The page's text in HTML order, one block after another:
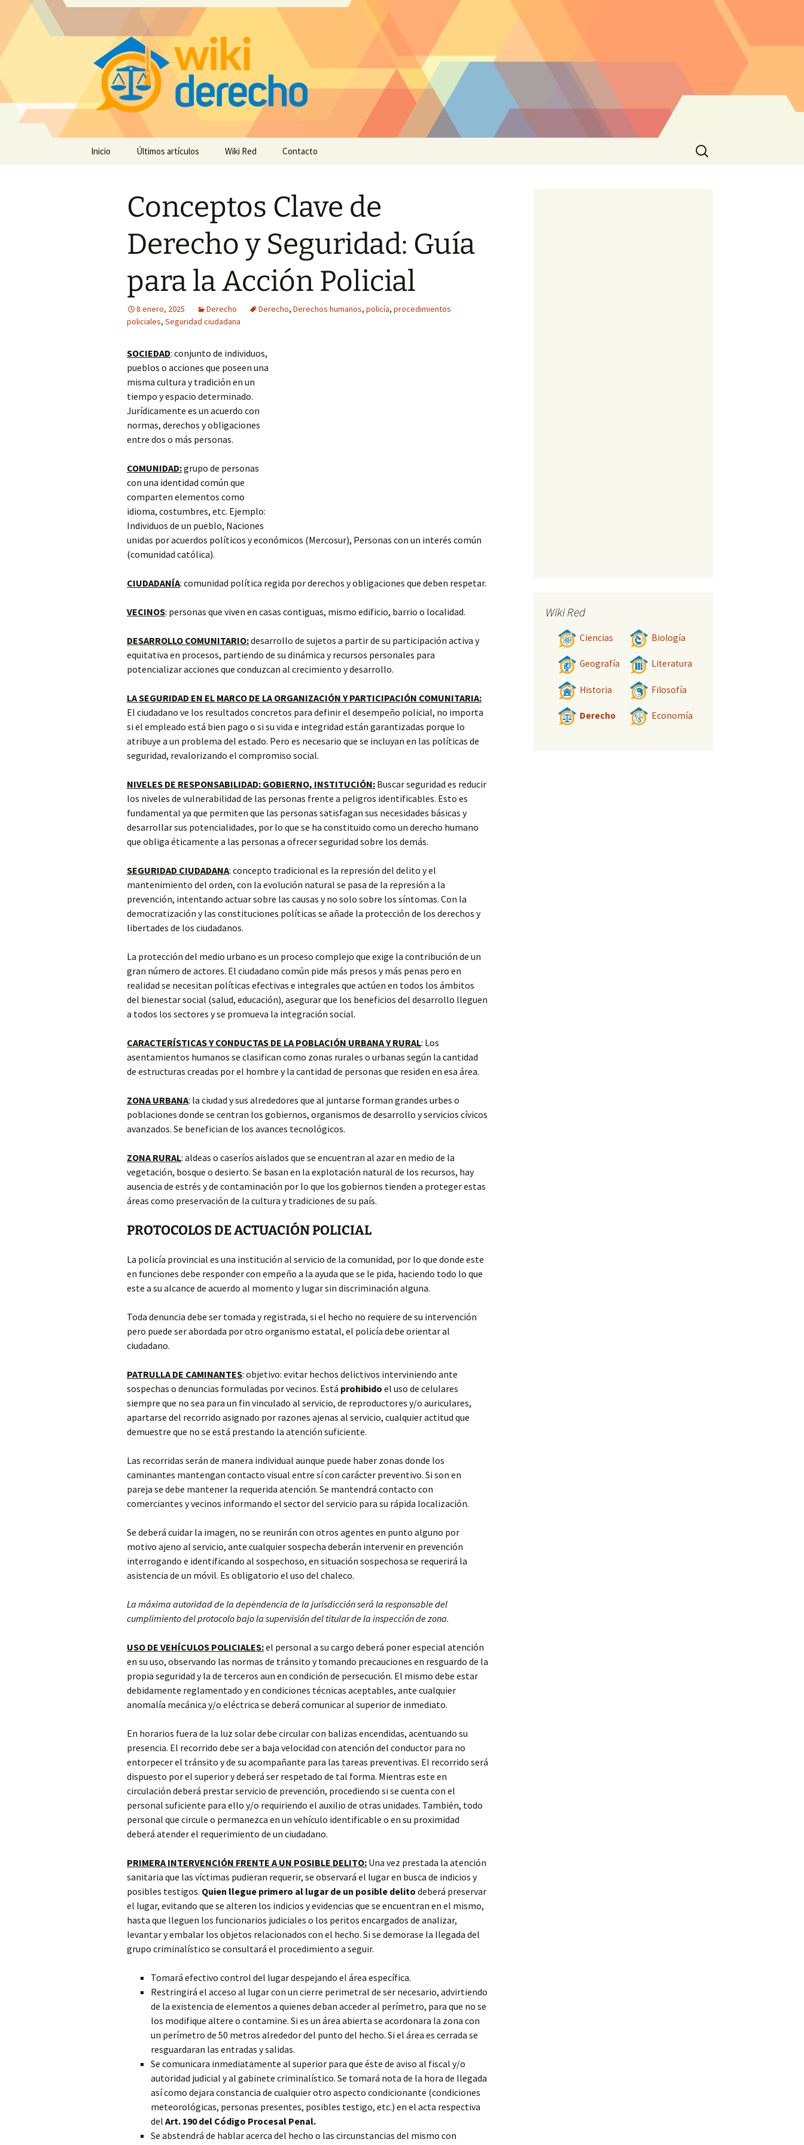
Inicio Últimos artículos Wiki Red Contacto
Buscar:
Conceptos Clave de
Derecho y Seguridad: Guía
para la Acción Policial
8 enero, 2025 Derecho Derecho, Derechos humanos, policía, procedimientos
policiales, Seguridad ciudadana
SOCIEDAD: conjunto de individuos,
pueblos o acciones que poseen una
misma cultura y tradición en un
tiempo y espacio determinado.
Jurídicamente es un acuerdo con
normas, derechos y obligaciones
entre dos o más personas.
COMUNIDAD:grupo de personas
con una identidad común que
comparten elementos como
idioma, costumbres, etc. Ejemplo:
Individuos de un pueblo, Naciones
unidas por acuerdos políticos y económicos (Mercosur), Personas con un interés común
(comunidad católica).
CIUDADANÍA: comunidad política regida por derechos y obligaciones que deben respetar.
VECINOS: personas que viven en casas contiguas, mismo edificio, barrio o localidad.
DESARROLLO COMUNITARIO:desarrollo de sujetos a partir de su participación activa y
equitativa en procesos, partiendo de su dinámica y recursos personales para
potencializar acciones que conduzcan al crecimiento y desarrollo.
LA SEGURIDAD EN EL MARCO DE LA ORGANIZACIÓN Y PARTICIPACIÓN COMUNITARIA:
El ciudadano ve los resultados concretos para definir el desempeño policial, no importa
si el empleado está bien pago o si su vida e integridad están garantizadas porque lo
atribuye a un problema del estado. Pero es necesario que se incluyan en las políticas de
seguridad, revalorizando el compromiso social.
NIVELES DE RESPONSABILIDAD: GOBIERNO, INSTITUCIÓN: Buscar seguridad es reducir
los niveles de vulnerabilidad de las personas frente a peligros identificables. Esto es
fundamental ya que permiten que las personas satisfagan sus necesidades básicas y
desarrollar sus potencialidades, por lo que se ha constituido como un derecho humano
que obliga éticamente a las personas a ofrecer seguridad sobre los demás.
SEGURIDAD CIUDADANA: concepto tradicional es la represión del delito y el
mantenimiento del orden, con la evolución natural se pasa de la represión a la
prevención, intentando actuar sobre las causas y no solo sobre los síntomas. Con la
democratización y las constituciones políticas se añade la protección de los derechos y
libertades de los ciudadanos.
La protección del medio urbano es un proceso complejo que exige la contribución de un
gran número de actores. El ciudadano común pide más presos y más penas pero en
realidad se necesitan políticas efectivas e integrales que actúen en todos los ámbitos
del bienestar social (salud, educación), asegurar que los beneficios del desarrollo lleguen
a todos los sectores y se promueva la integración social.
CARACTERÍSTICAS Y CONDUCTAS DE LA POBLACIÓN URBANA Y RURAL: Los
asentamientos humanos se clasifican como zonas rurales o urbanas según la cantidad
de estructuras creadas por el hombre y la cantidad de personas que residen en esa área.
ZONA URBANA: la ciudad y sus alrededores que al juntarse forman grandes urbes o
poblaciones donde se centran los gobiernos, organismos de desarrollo y servicios cívicos
avanzados. Se benefician de los avances tecnológicos.
ZONA RURAL: aldeas o caseríos aislados que se encuentran al azar en medio de la
vegetación, bosque o desierto. Se basan en la explotación natural de los recursos, hay
ausencia de estrés y de contaminación por lo que los gobiernos tienden a proteger estas
áreas como preservación de la cultura y tradiciones de su país.
PROTOCOLOS DE ACTUACIÓN POLICIAL
La policía provincial es una institución al servicio de la comunidad, por lo que donde este
en funciones debe responder con empeño a la ayuda que se le pida, haciendo todo lo que
este a su alcance de acuerdo al momento y lugar sin discriminación alguna.
Toda denuncia debe ser tomada y registrada, si el hecho no requiere de su intervención
pero puede ser abordada por otro organismo estatal, el policía debe orientar al
ciudadano.
PATRULLA DE CAMINANTES: objetivo: evitar hechos delictivos interviniendo ante
sospechas o denuncias formuladas por vecinos. Está prohibido el uso de celulares
siempre que no sea para un fin vinculado al servicio, de reproductores y/o auriculares,
apartarse del recorrido asignado por razones ajenas al servicio, cualquier actitud que
demuestre que no se está prestando la atención suficiente.
Las recorridas serán de manera individual aunque puede haber zonas donde los
caminantes mantengan contacto visual entre sí con carácter preventivo. Si son en
pareja se debe mantener la requerida atención. Se mantendrá contacto con
comerciantes y vecinos informando el sector del servicio para su rápida localización.
Se deberá cuidar la imagen, no se reunirán con otros agentes en punto alguno por
motivo ajeno al servicio, ante cualquier sospecha deberán intervenir en prevención
interrogando e identificando al sospechoso, en situación sospechosa se requerirá la
asistencia de un móvil. Es obligatorio el uso del chaleco.
La máxima autoridad de la dependencia de la jurisdicción será la responsable del
cumplimiento del protocolo bajo la supervisión del titular de la inspección de zona.
USO DE VEHÍCULOS POLICIALES:el personal a su cargo deberá poner especial atención
en su uso, observando las normas de tránsito y tomando precauciones en resguardo de la
propia seguridad y la de terceros aun en condición de persecución. El mismo debe estar
debidamente reglamentado y en condiciones técnicas aceptables, ante cualquier
anomalía mecánica y/o eléctrica se deberá comunicar al superior de inmediato.
En horarios fuera de la luz solar debe circular con balizas encendidas, acentuando su
presencia. El recorrido debe ser a baja velocidad con atención del conductor para no
entorpecer el tránsito y de su acompañante para las tareas preventivas. El recorrido será
dispuesto por el superior y deberá ser respetado de tal forma. Mientras este en
circulación deberá prestar servicio de prevención, procediendo si se cuenta con el
personal suficiente para ello y/o requiriendo el auxilio de otras unidades. También, todo
personal que circule o permanezca en un vehículo identificable o en su proximidad
deberá atender el requerimiento de un ciudadano.
PRIMERA INTERVENCIÓN FRENTE A UN POSIBLE DELITO: Una vez prestada la atención
sanitaria que las víctimas pudieran requerir, se observará el lugar en busca de indicios y
posibles testigos. Quien llegue primero al lugar de un posible delito deberá preservar
el lugar, evitando que se alteren los indicios y evidencias que se encuentran en el mismo,
hasta que lleguen los funcionarios judiciales o los peritos encargados de analizar,
levantar y embalar los objetos relacionados con el hecho. Si se demorase la llegada del
grupo criminalístico se consultará el procedimiento a seguir.
Tomará efectivo control del lugar despejando el área específica.
Restringirá el acceso al lugar con un cierre perimetral de ser necesario, advirtiendo
de la existencia de elementos a quienes deban acceder al perímetro, para que no se
los modifique altere o contamine. Si es un área abierta se acordonara la zona con
un perímetro de 50 metros alrededor del punto del hecho. Si el área es cerrada se
resguardaran las entradas y salidas.
Se comunicara inmediatamente al superior para que éste de aviso al fiscal y/o
autoridad judicial y al gabinete criminalístico. Se tomará nota de la hora de llegada
así como dejara constancia de cualquier otro aspecto condicionante (condiciones
meteorológicas, personas presentes, posibles testigo, etc.) en el acta respectiva
del Art. 190 del Código Procesal Penal.
Se abstendrá de hablar acerca del hecho o las circunstancias del mismo con
Wiki Red
Ciencias Biología
Geografía Literatura
Historia Filosofía
Derecho Economía